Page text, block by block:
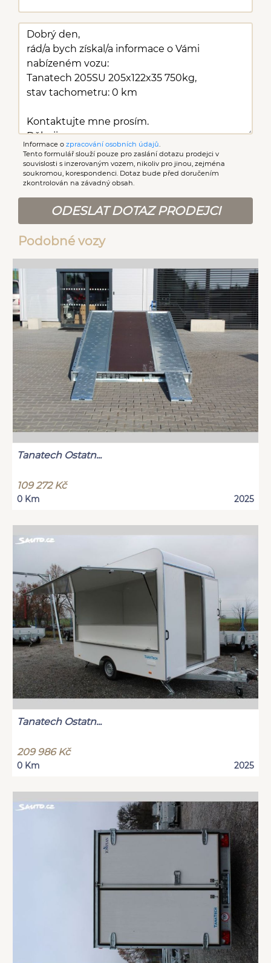
Informace o zpracování osobních údajů
Tento formulář slouží pouze pro zaslání dotazu prodejci v
souvislosti s inzerovaným vozem, nikoliv pro jinou, zejména
soukromou, korespondenci. Dotaz bude před doručením
zkontrolován na závadný obsah.
ODESLAT DOTAZ PRODEJCI
Podobné vozy
Tanatech Ostatn...
109 272 Kč
0 Km 2025
Tanatech Ostatn...
209 986 Kč
0 Km 2025